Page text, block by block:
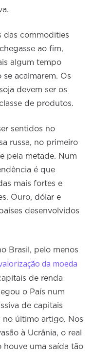
das commodities
ao fim,
algum tempo
acalmarem. Os
devem ser os
de produtos.
sentidos no
russa, no primeiro
pela metade. Num
é que
mais fortes e
Ouro, dólar e
desenvolvidos
Brasil, pelo menos
da moeda
de renda
o País num
de capitais
no último artigo. Nos
à Ucrânia, o real
houve uma saída tão